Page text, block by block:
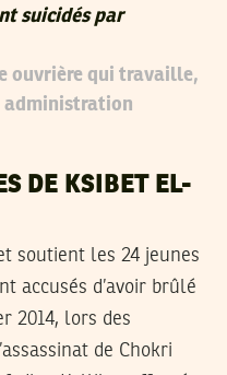
suicidés par
ouvrière qui travaille,
administration
DE KSIBET EL-
soutient les 24 jeunes
accusés d’avoir brûlé
2014, lors des
de Chokri